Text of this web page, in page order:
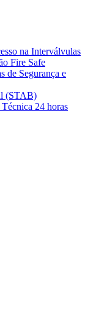
na Interválvulas
Fire Safe
de Segurança e
(STAB)
24 horas